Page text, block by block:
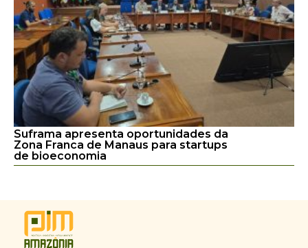
Suframa apresenta oportunidades da
Zona Franca de Manaus para startups
de bioeconomia